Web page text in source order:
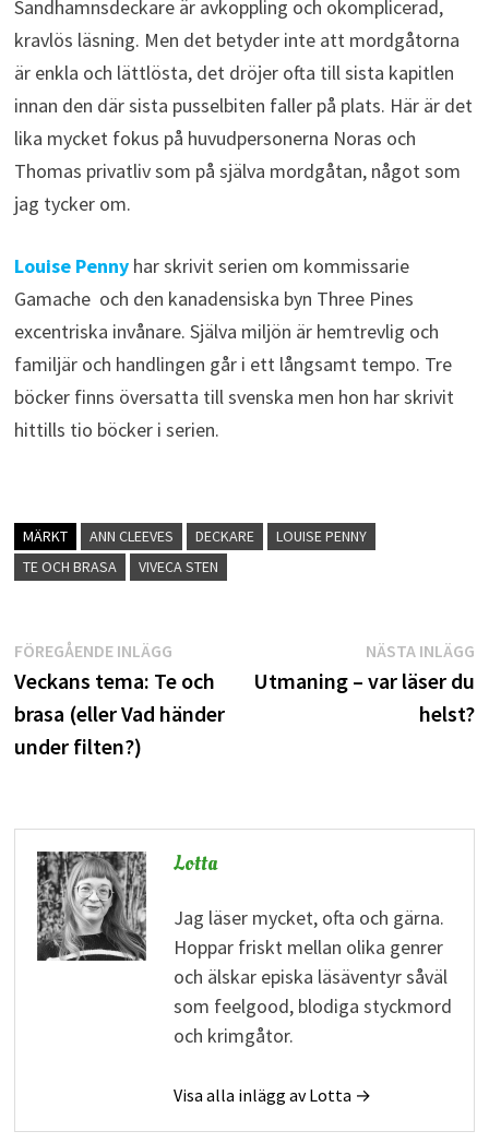
Sandhamnsdeckare är avkoppling och okomplicerad,
kravlös läsning. Men det betyder inte att mordgåtorna
är enkla och lättlösta, det dröjer ofta till sista kapitlen
innan den där sista pusselbiten faller på plats. Här är det
lika mycket fokus på huvudpersonerna Noras och
Thomas privatliv som på själva mordgåtan, något som
jag tycker om.
Louise Pennyhar skrivit serien om kommissarie
Gamache och den kanadensiska byn Three Pines
excentriska invånare. Själva miljön är hemtrevlig och
familjär och handlingen går i ett långsamt tempo. Tre
böcker finns översatta till svenska men hon har skrivit
hittills tio böcker i serien.
MÄRKT ANN CLEEVES DECKARE
LOUISE PENNY
TE OCH BRASA
VIVECA STEN
Inläggsnavigering
FÖREGÅENDE INLÄGGFöregående
inlägg:
Veckans tema: Te och
brasa (eller Vad händer
under filten?)
NÄSTA INLÄGG
Utmaning – var läser du
helst?
Lotta
Jag läser mycket, ofta och gärna.
Hoppar friskt mellan olika genrer
och älskar episka läsäventyr såväl
som feelgood, blodiga styckmord
och krimgåtor.
Visa alla inlägg av Lotta →